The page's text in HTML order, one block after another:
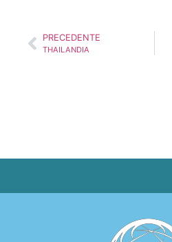
PRECEDENTE
THAILANDIA